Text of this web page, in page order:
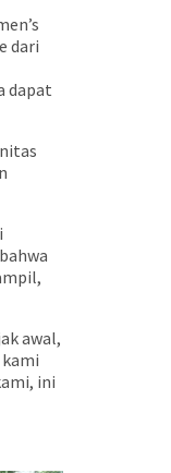
dari
dapat
awal,
ini